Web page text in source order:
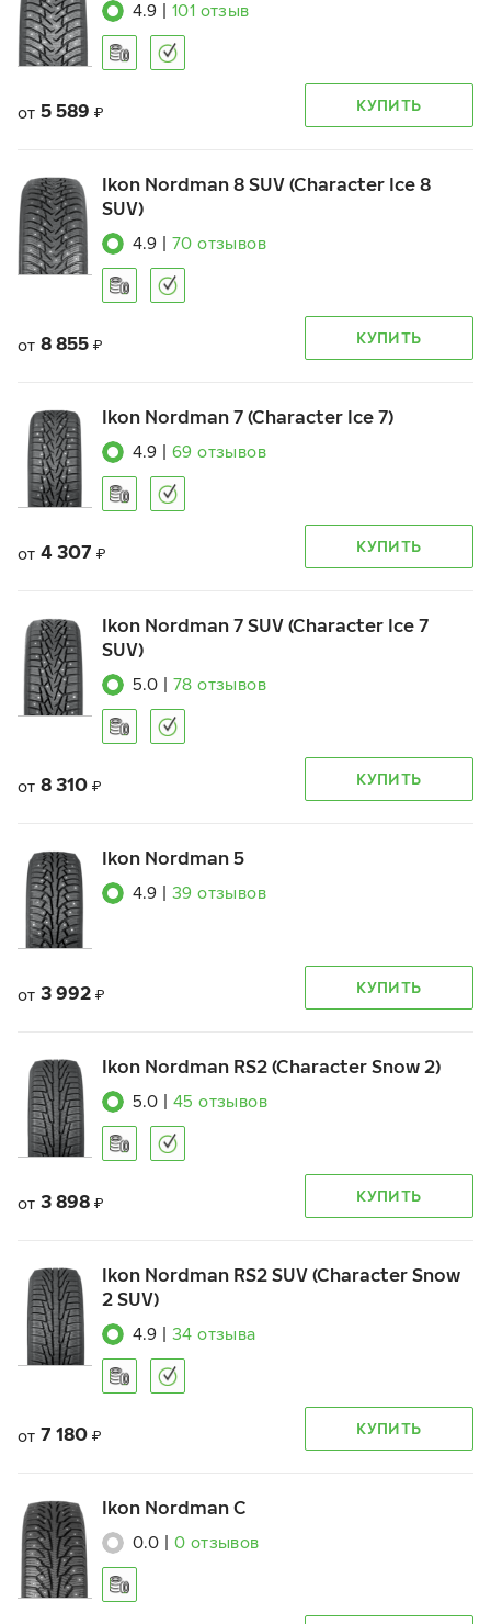
4.9 101 отзыв
от 5 589 ₽ КУПИТЬ
Ikon Nordman 8 SUV (Character Ice 8
SUV)
4.9 70 отзывов
от 8 855 ₽ КУПИТЬ
Ikon Nordman 7 (Character Ice 7)
4.9 69 отзывов
от 4 307 ₽ КУПИТЬ
Ikon Nordman 7 SUV (Character Ice 7
SUV)
5.0 78 отзывов
от 8 310 ₽ КУПИТЬ
Ikon Nordman 5
4.9 39 отзывов
от 3 992 ₽ КУПИТЬ
Ikon Nordman RS2 (Character Snow 2)
5.0 45 отзывов
от 3 898 ₽ КУПИТЬ
Ikon Nordman RS2 SUV (Character Snow
2 SUV)
4.9 34 отзыва
от 7 180 ₽ КУПИТЬ
Ikon Nordman C
0.0 0 отзывов